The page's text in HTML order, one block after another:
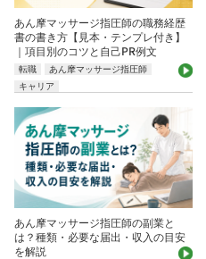
あん摩マッサージ指圧師の職務経歴
書の書き方【見本・テンプレ付き】
｜項目別のコツと自己PR例文
転職
あん摩マッサージ指圧師
キャリア
あん摩マッサージ指圧師の副業と
は？種類・必要な届出・収入の目安
を解説